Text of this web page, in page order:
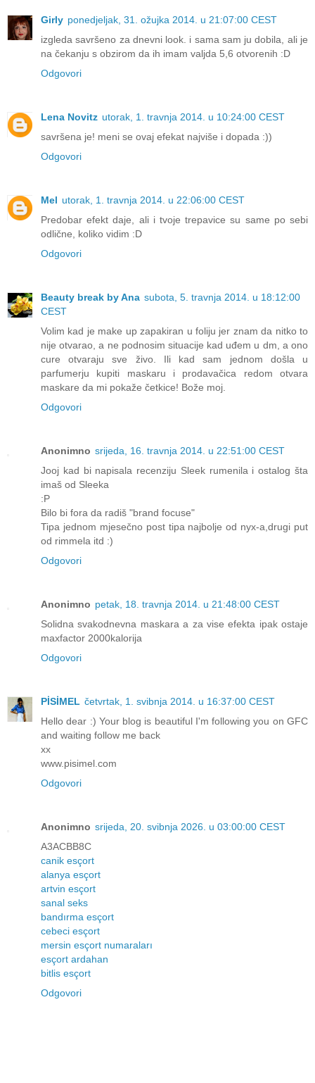
Girly ponedjeljak, 31. ožujka 2014. u 21:07:00 CEST
izgleda savršeno za dnevni look. i sama sam ju dobila, ali je
na čekanju s obzirom da ih imam valjda 5,6 otvorenih :D
Odgovori
Lena Novitz utorak, 1. travnja 2014. u 10:24:00 CEST
savršena je! meni se ovaj efekat najviše i dopada :))
Odgovori
Mel utorak, 1. travnja 2014. u 22:06:00 CEST
Predobar efekt daje, ali i tvoje trepavice su same po sebi
odlične, koliko vidim :D
Odgovori
Beauty break by Ana subota, 5. travnja 2014. u 18:12:00
CEST
Volim kad je make up zapakiran u foliju jer znam da nitko to
nije otvarao, a ne podnosim situacije kad uđem u dm, a ono
cure otvaraju sve živo. Ili kad sam jednom došla u
parfumerju kupiti maskaru i prodavačica redom otvara
maskare da mi pokaže četkice! Bože moj.
Odgovori
Anonimno srijeda, 16. travnja 2014. u 22:51:00 CEST
Jooj kad bi napisala recenziju Sleek rumenila i ostalog šta
imaš od Sleeka
:P
Bilo bi fora da radiš "brand focuse"
Tipa jednom mjesečno post tipa najbolje od nyx-a,drugi put
od rimmela itd :)
Odgovori
Anonimno petak, 18. travnja 2014. u 21:48:00 CEST
Solidna svakodnevna maskara a za vise efekta ipak ostaje
maxfactor 2000kalorija
Odgovori
PİSİMEL četvrtak, 1. svibnja 2014. u 16:37:00 CEST
Hello dear :) Your blog is beautiful I'm following you on GFC
and waiting follow me back
xx
www.pisimel.com
Odgovori
Anonimno srijeda, 20. svibnja 2026. u 03:00:00 CEST
A3ACBB8C
canik esçort
alanya esçort
artvin esçort
sanal seks
bandırma esçort
cebeci esçort
mersin esçort numaraları
esçort ardahan
bitlis esçort
Odgovori